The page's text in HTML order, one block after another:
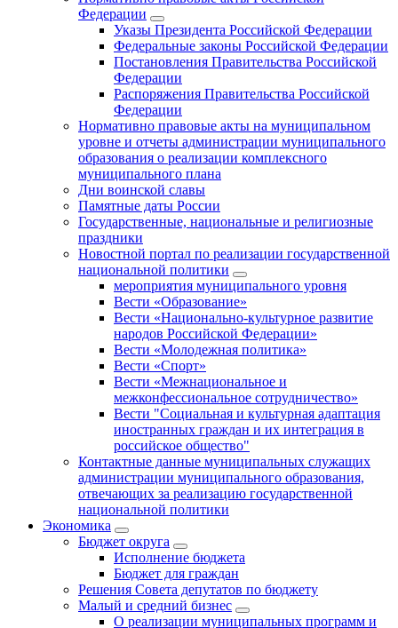
Федерации
Указы Президента Российской Федерации
Федеральные законы Российской Федерации
Постановления Правительства Российской
Федерации
Распоряжения Правительства Российской
Федерации
Нормативно правовые акты на муниципальном
уровне и отчеты администрации муниципального
образования о реализации комплексного
муниципального плана
Дни воинской славы
Памятные даты России
Государственные, национальные и религиозные
праздники
Новостной портал по реализации государственной
национальной политики
мероприятия муниципального уровня
Вести «Образование»
Вести «Национально-культурное развитие
народов Российской Федерации»
Вести «Молодежная политика»
Вести «Спорт»
Вести «Межнациональное и
межконфессиональное сотрудничество»
Вести "Социальная и культурная адаптация
иностранных граждан и их интеграция в
российское общество"
Контактные данные муниципальных служащих
администрации муниципального образования,
отвечающих за реализацию государственной
национальной политики
Экономика
Бюджет округa
Исполнение бюджета
Бюджет для граждан
Решения Совета депутатов по бюджету
Малый и средний бизнес
О реализации муниципальных программ и